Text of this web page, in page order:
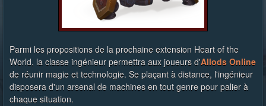
Parmi les propositions de la prochaine extension Heart of the
World, la classe ingénieur permettra aux joueurs d'Allods Online
de réunir magie et technologie. Se plaçant à distance, l'ingénieur
disposera d'un arsenal de machines en tout genre pour palier à
chaque situation.